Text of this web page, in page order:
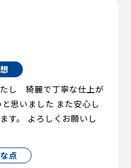
し 綺麗で丁寧な仕上が
思いました また安心し
す。 よろしくお願いし
点